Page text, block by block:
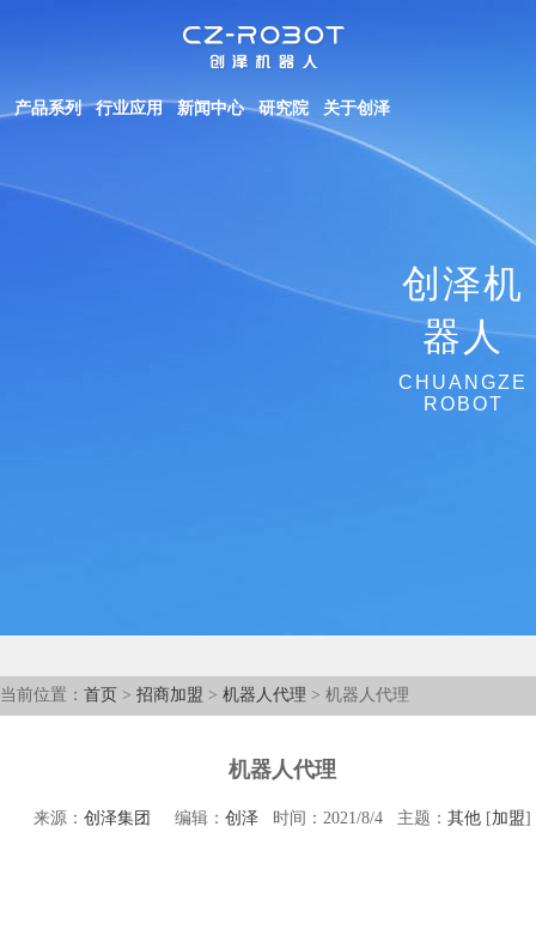
产品系列 行业应用 新闻中心 研究院 关于创泽
创泽机
器人
CHUANGZE
ROBOT
当前位置： 首页 > 招商加盟 > 机器人代理 > 机器人代理
机器人代理
来源： 创泽集团 编辑： 创泽 时间：2021/8/4 主题： 其他 [加盟]